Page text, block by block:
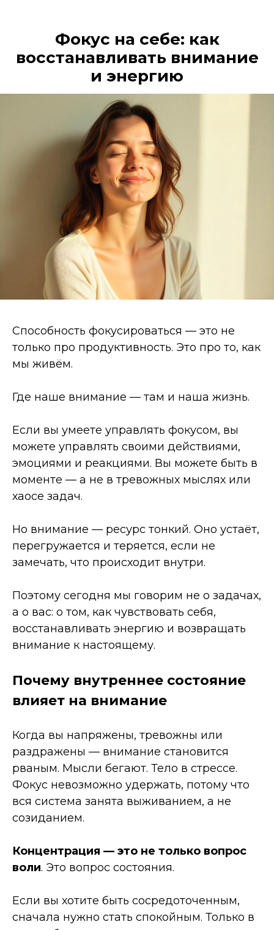
Фокус на себе: как
восстанавливать внимание
и энергию
Способность фокусироваться — это не
только про продуктивность. Это про то, как
мы живём.
Где наше внимание — там и наша жизнь.
Если вы умеете управлять фокусом, вы
можете управлять своими действиями,
эмоциями и реакциями. Вы можете быть в
моменте — а не в тревожных мыслях или
хаосе задач.
Но внимание — ресурс тонкий. Оно устаёт,
перегружается и теряется, если не
замечать, что происходит внутри.
Поэтому сегодня мы говорим не о задачах,
а о вас: о том, как чувствовать себя,
восстанавливать энергию и возвращать
внимание к настоящему.
Почему внутреннее состояние
влияет на внимание
Когда вы напряжены, тревожны или
раздражены — внимание становится
рваным. Мысли бегают. Тело в стрессе.
Фокус невозможно удержать, потому что
вся система занята выживанием, а не
созиданием.
Концентрация — это не только вопрос
воли. Это вопрос состояния.
Если вы хотите быть сосредоточенным,
сначала нужно стать спокойным. Только в